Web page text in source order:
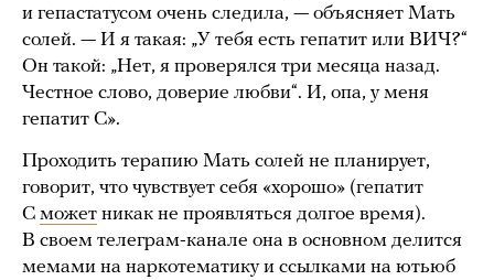
и гепастатусом очень следила, — объясняет Мать
солей. — И я такая: „У тебя есть гепатит или ВИЧ?“
Он такой: „Нет, я проверялся три месяца назад.
Честное слово, доверие любви“. И, опа, у меня
гепатит С».
Проходить терапию Мать солей не планирует,
говорит, что чувствует себя «хорошо» (гепатит
С может никак не проявляться долгое время).
В своем телеграм-канале она в основном делится
мемами на наркотематику и ссылками на ютьюб